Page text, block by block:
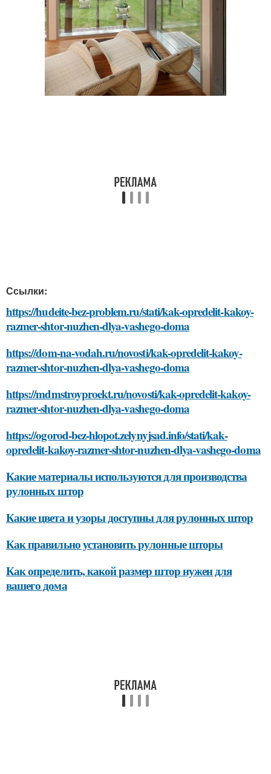
Ссылки:
https://hudeite-bez-problem.ru/stati/kak-opredelit-kakoy-
razmer-shtor-nuzhen-dlya-vashego-doma
https://dom-na-vodah.ru/novosti/kak-opredelit-kakoy-
razmer-shtor-nuzhen-dlya-vashego-doma
https://mdmstroyproekt.ru/novosti/kak-opredelit-kakoy-
razmer-shtor-nuzhen-dlya-vashego-doma
https://ogorod-bez-hlopot.zelynyjsad.info/stati/kak-
opredelit-kakoy-razmer-shtor-nuzhen-dlya-vashego-doma
Какие материалы используются для производства
рулонных штор
Какие цвета и узоры доступны для рулонных штор
Как правильно установить рулонные шторы
Как определить, какой размер штор нужен для
вашего дома